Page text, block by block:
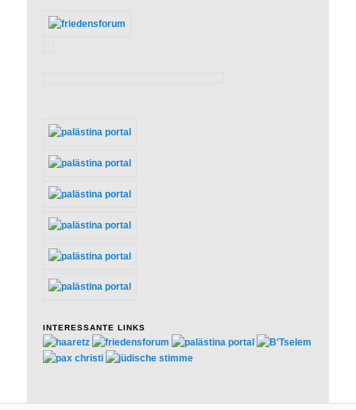
INTERESSANTE LINKS